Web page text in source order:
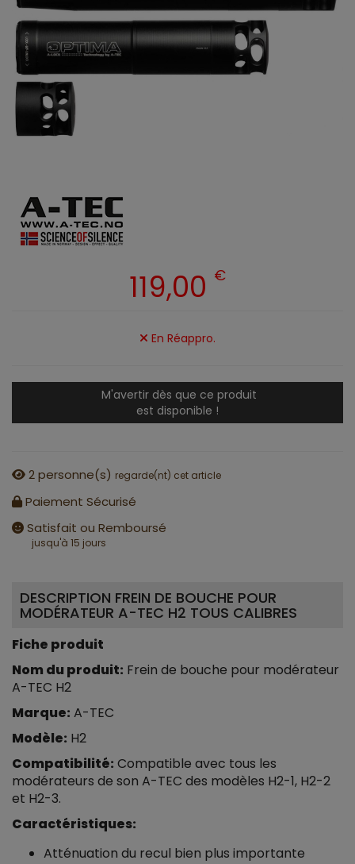
119,00 €
En Réappro.
M'avertir dès que ce produit
est disponible !
2personne(s) regarde(nt) cet article
Paiement Sécurisé
Satisfait ou Remboursé
jusqu'à 15 jours
DESCRIPTION FREIN DE BOUCHE POUR
MODÉRATEUR A-TEC H2 TOUS CALIBRES
Fiche produit
Nom du produit: Frein de bouche pour modérateur
A-TEC H2
Marque: A-TEC
Modèle: H2
Compatibilité: Compatible avec tous les
modérateurs de son A-TEC des modèles H2-1, H2-2
et H2-3.
Caractéristiques:
Atténuation du recul bien plus importante